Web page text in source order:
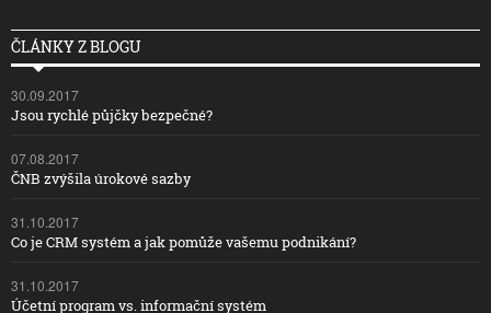
ČLÁNKY Z BLOGU
30.09.2017
Jsou rychlé půjčky bezpečné?
07.08.2017
ČNB zvýšila úrokové sazby
31.10.2017
Co je CRM systém a jak pomůže vašemu podnikání?
31.10.2017
Účetní program vs. informační systém